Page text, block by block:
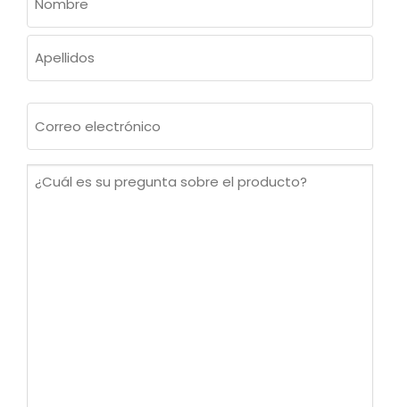
(OBLIGATORIO)
Nombre
electrónico
¿Cuál